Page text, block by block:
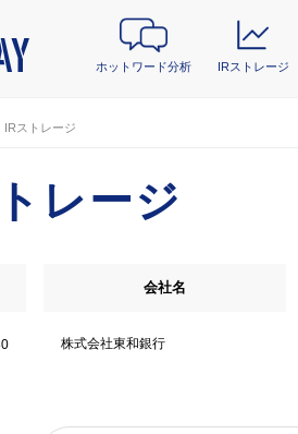
ホットワード分析 IRストレージ
析
IRストレージ
レージ
会社名
株式会社東和銀行